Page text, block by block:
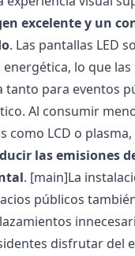
excelente y un
. Las pantallas LED
lo que las
tanto para eventos
Al consumir
como LCD o
las emisiones
. [main]La
públicos
disfrutar del